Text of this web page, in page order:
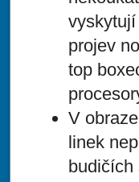
projev
top
V
linek
budičích